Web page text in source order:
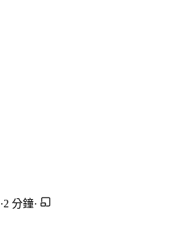
·2 分鐘·